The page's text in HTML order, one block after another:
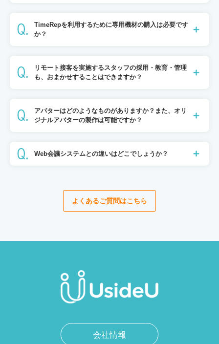
TimeRepを利用するために専用機材の購入は必要です
か？
リモート接客を実施するスタッフの採用・教育・管理
も、おまかせすることはできますか？
アバターはどのようなものがありますか？また、オリ
ジナルアバターの製作は可能ですか？
Web会議システムとの違いはどこでしょうか？
よくあるご質問はこちら
会社情報